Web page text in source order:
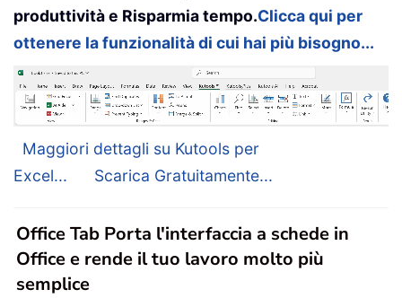
produttività e Risparmia tempo.Clicca qui per
ottenere la funzionalità di cui hai più bisogno...
Maggiori dettagli su Kutools per
Excel...
Scarica Gratuitamente...
Office Tab Porta l'interfaccia a schede in
Office e rende il tuo lavoro molto più
semplice